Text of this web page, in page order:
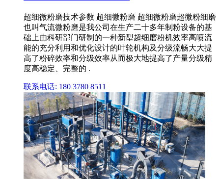
超细微粉磨技术参数 超细微粉磨 超细微粉磨超微粉细磨
也叫气流微粉磨是我公司在生产二十多年制粉设备的基
础上由科研部门研制的一种新型超细磨粉机效率高喷流
能的充分利用和优化设计的叶轮机构及分级流畅大大提
高了粉碎效率和分级效率从而极大地提高了产量分级精
度高稳定、完整的 .
联系电话: 180 3780 8511